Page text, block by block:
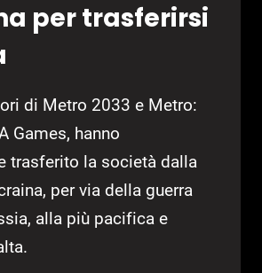
per trasferirsi
di Metro 2033 e Metro:
Games, hanno
trasferito la società dalla
per via della guerra
alla più pacifica e